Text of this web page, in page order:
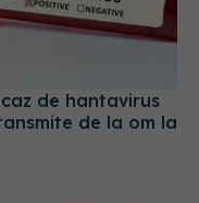
de hantavirus
de la om la